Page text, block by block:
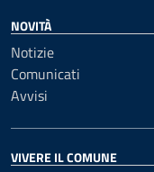
NOVITÀ
Notizie
Comunicati
Avvisi
VIVERE IL COMUNE